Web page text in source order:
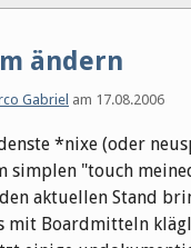
ändern
Gabriel am 17.08.2006
*nixe (oder
simplen "touch
aktuellen Stand
mit Boardmitteln